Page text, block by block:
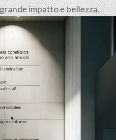
impatto e bellezza.